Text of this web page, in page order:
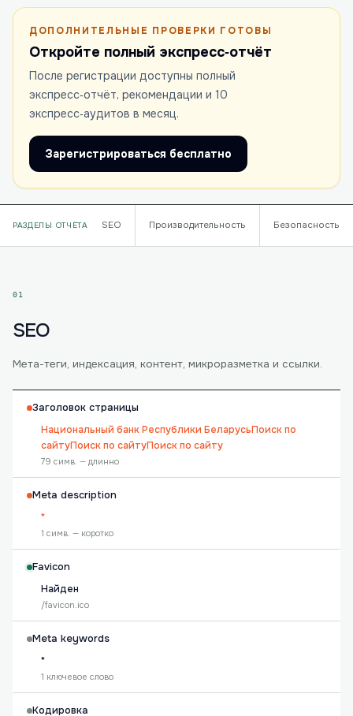
ДОПОЛНИТЕЛЬНЫЕ ПРОВЕРКИ ГОТОВЫ
Откройте полный экспресс‑отчёт
После регистрации доступны полный
экспресс‑отчёт, рекомендации и 10
экспресс‑аудитов в месяц.
Зарегистрироваться бесплатно
РАЗДЕЛЫ ОТЧЁТА SEO Производительность Безопасность
01
SEO
Мета-теги, индексация, контент, микроразметка и ссылки.
Заголовок страницы
Национальный банк Республики БеларусьПоиск по
сайтуПоиск по сайтуПоиск по сайту
79 симв. — длинно
Meta description
*
1 симв. — коротко
Favicon
Найден
/favicon.ico
Meta keywords
*
1 ключевое слово
Кодировка